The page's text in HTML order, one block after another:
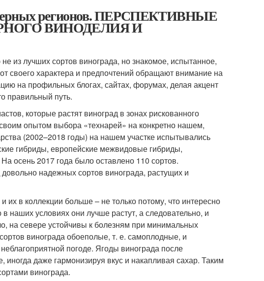
регионов. ПЕРСПЕКТИВНЫЕ
ВИНОДЕЛИЯ И
из лучших сортов винограда, но знакомое, испытанное,
своего характера и предпочтений обращают внимание на
на профильных блогах, сайтах, форумах, делая акцент
правильный путь.
которые растят виноград в зонах рискованного
опытом выбора «технарей» на конкретно нашем,
(2002–2018 годы) на нашем участке испытывались
гибриды, европейские межвидовые гибриды,
осень 2017 года было оставлено 110 сортов.
надежных сортов винограда, растущих и
в коллекции больше – не только потому, что интересно
наших условиях они лучше растут, а следовательно, и
на севере устойчивы к болезням при минимальных
винограда обоеполые, т. е. самоплодные, и
погоде. Ягоды винограда после
иногда даже гармонизируя вкус и накапливая сахар. Таким
винограда.